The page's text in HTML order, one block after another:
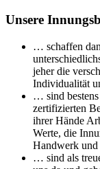
Unsere
… schaffen
jeher die
Individualität
… sind bestens
zertifizierten
ihrer Hände
Werte, die
Handwerk
… sind als